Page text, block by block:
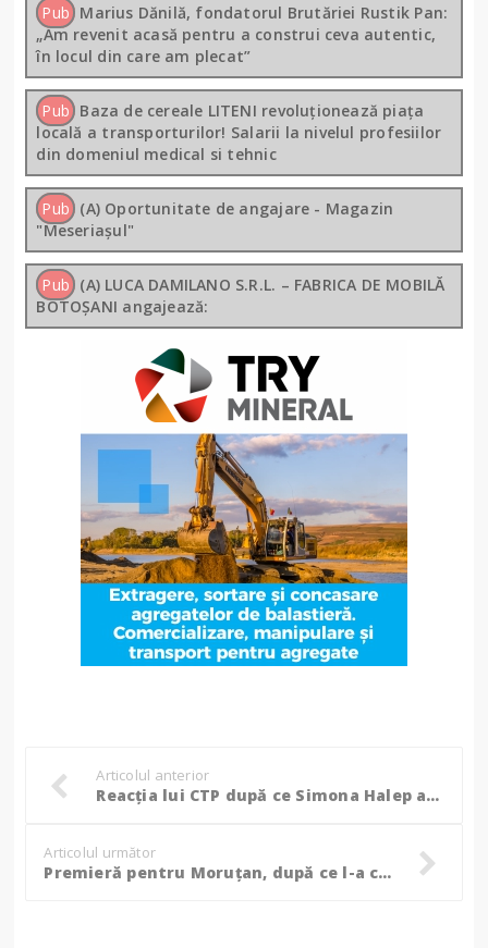
Pub Marius Dănilă, fondatorul Brutăriei Rustik Pan:
„Am revenit acasă pentru a construi ceva autentic,
în locul din care am plecat”
Pub Baza de cereale LITENI revoluționează piața
locală a transporturilor! Salarii la nivelul profesiilor
din domeniul medical si tehnic
Pub (A) Oportunitate de angajare - Magazin
"Meseriașul"
Pub (A) LUCA DAMILANO S.R.L. – FABRICA DE MOBILĂ
BOTOȘANI angajează:
Articolul anterior
Reacția lui CTP după ce Simona Halep a ratat calificarea la Indian Wells: 'Nu e în regulă acest 6-0'
Articolul următor
Premieră pentru Moruțan, după ce l-a cumpărat FCSB. "Sper să fac un meci mare cu Dinamo!"